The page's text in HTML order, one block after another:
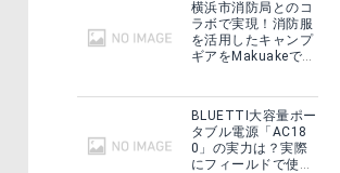
横浜市消防局とのコ
ラボで実現！消防服
を活用したキャンプ
ギアをMakuakeで予
BLUETTI大容量ポー
タブル電源「AC18
0」の実力は？実際
にフィールドで使用